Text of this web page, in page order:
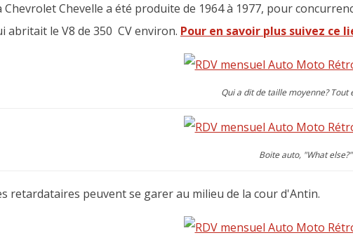
Chevrolet Chevelle a été produite de 1964 à 1977, pour
abritait le V8 de 350 CV environ. Pour en savoir plus suivez ce
Qui a dit de taille moyenne? Tout
Boite auto, "What else?"
retardataires peuvent se garer au milieu de la cour d'Antin.